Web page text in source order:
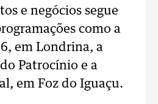
e negócios segue
como a
em Londrina, a
Patrocínio e a
em Foz do Iguaçu.